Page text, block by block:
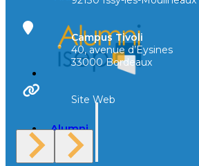
Alumni
Campus Tivoli
40, avenue d’Eysines
33000 Bordeaux
Site Web